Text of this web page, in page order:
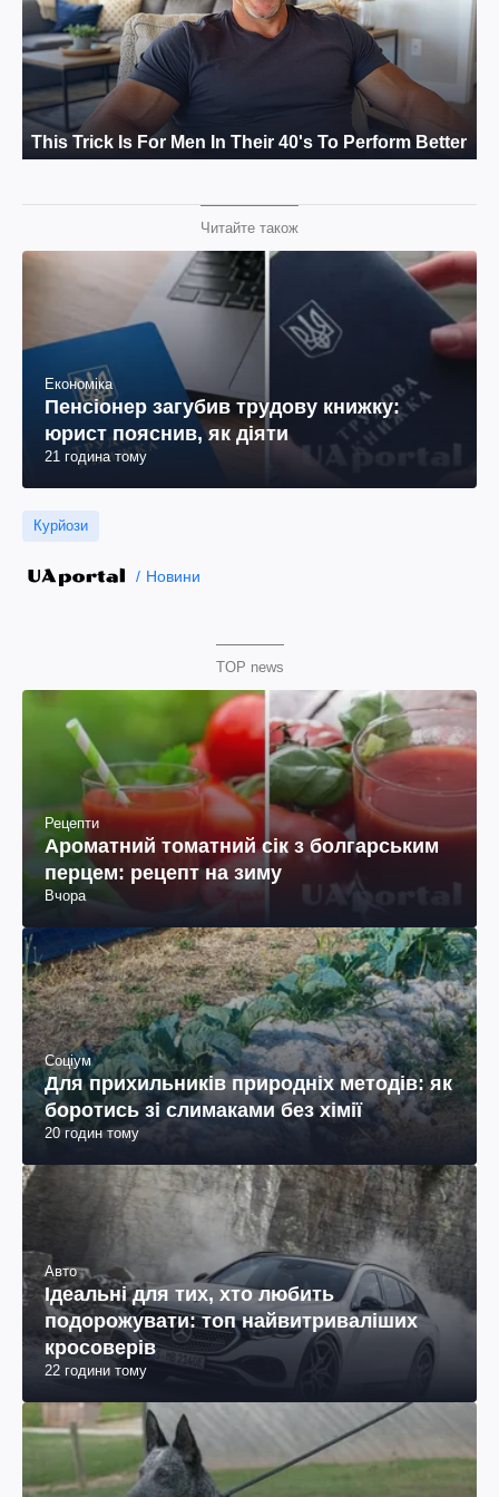
Читайте також
Економіка
Пенсіонер загубив трудову книжку:
юрист пояснив, як діяти
21 година тому
Курйози
Новини
TOP news
Рецепти
Ароматний томатний сік з болгарським
перцем: рецепт на зиму
Вчора
Соціум
Для прихильників природніх методів: як
боротись зі слимаками без хімії
20 годин тому
Авто
Ідеальні для тих, хто любить
подорожувати: топ найвитриваліших
кросоверів
22 години тому